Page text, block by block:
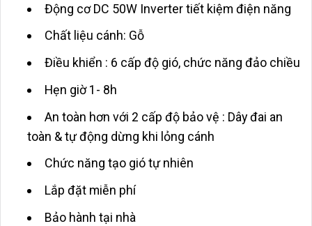
Động cơ DC 50W Inverter tiết kiệm điện năng
Chất liệu cánh: Gỗ
Điều khiển : 6 cấp độ gió, chức năng đảo chiều
Hẹn giờ 1- 8h
An toàn hơn với 2 cấp độ bảo vệ : Dây đai an
toàn & tự động dừng khi lỏng cánh
Chức năng tạo gió tự nhiên
Lắp đặt miễn phí
Bảo hành tại nhà